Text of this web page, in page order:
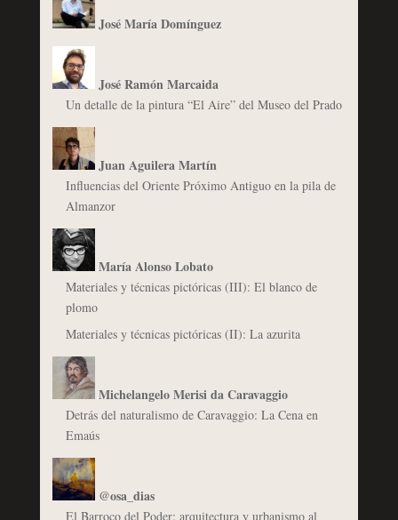
José María Domínguez
José Ramón Marcaida
Un detalle de la pintura “El Aire” del Museo del Prado
Juan Aguilera Martín
Influencias del Oriente Próximo Antiguo en la pila de
Almanzor
María Alonso Lobato
Materiales y técnicas pictóricas (III): El blanco de
plomo
Materiales y técnicas pictóricas (II): La azurita
Michelangelo Merisi da Caravaggio
Detrás del naturalismo de Caravaggio: La Cena en
Emaús
@osa_dias
El Barroco del Poder: arquitectura y urbanismo al